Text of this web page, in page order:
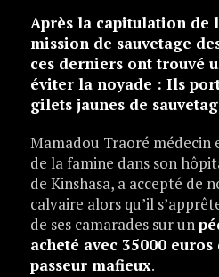
Après la capitulation de
mission de sauvetage
ces derniers ont trouvé
éviter la noyade : Ils
gilets jaunes de
Mamadou Traoré médecin
de la famine dans son
de Kinshasa, a accepté de
calvaire alors qu’il
de ses camarades sur un
acheté avec 35000
passeur mafieux.